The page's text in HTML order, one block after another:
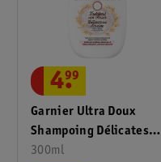
Garnier Ultra Doux
Shampoing Délicatesse
D'Avoine
300ml
4.
99